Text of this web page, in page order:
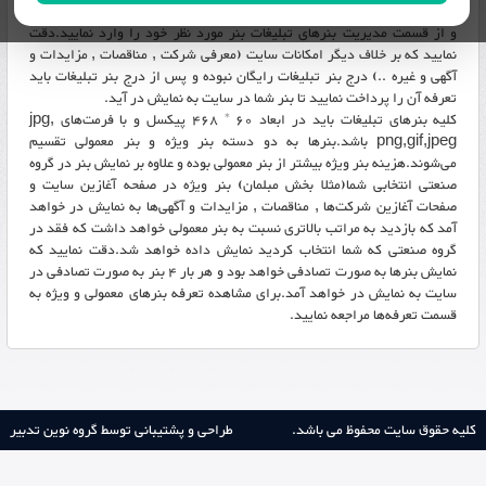
برای درج بنر تبلیغات در سایت نوین تجارت ابتدا باید در سایت ثبت نام نمایید
و از قسمت مدیریت بنر‌های تبلیغات بنر مورد نظر خود را وارد نمایید.دقت
نمایید که بر خلاف دیگر امکانات سایت (معرفی شرکت , مناقصات , مزایدات و
آگهی و غیره ..) درج بنر تبلیغات رایگان نبوده و پس از درج بنر تبلیغات باید
تعرفه آن را پرداخت نمایید تا بنر شما در سایت به نمایش در آید.
کلیه بنر‌های تبلیغات باید در ابعاد 60 * 468 پیکسل و با فرمت‌های jpg,
png,gif,jpeg باشد.بنر‌ها به دو دسته بنر ویژه و بنر معمولی تقسیم
می‌شوند.هزینه بنر ویژه بیشتر از بنر معمولی بوده و علاوه بر نمایش بنر در گروه
صنعتی انتخابی شما(مثلا بخش مبلمان) بنر ویژه در صفحه آغازین سایت و
صفحات آغازین شرکت‌ها , مناقصات , مزایدات و آگهی‌ها به نمایش در خواهد
آمد که بازدید به مراتب بالاتری نسبت به بنر معمولی خواهد داشت که فقد در
گروه صنعتی که شما انتخاب کردید نمایش داده خواهد شد.دقت نمایید که
نمایش بنر‌ها به صورت تصادفی خواهد بود و هر بار 4 بنر به صورت تصادفی در
سایت به نمایش در خواهد آمد.برای مشاهده تعرفه بنر‌های معمولی و ویژه به
قسمت تعرفه‌ها مراجعه نمایید.
کلیه حقوق سایت محفوظ می باشد. طراحی و پشتیبانی توسط گروه نوین تدبیر